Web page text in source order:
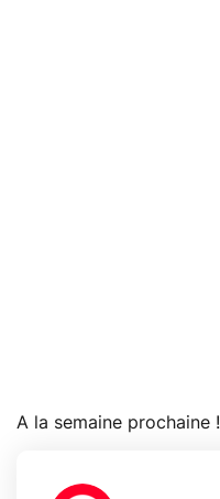
A la semaine prochaine !